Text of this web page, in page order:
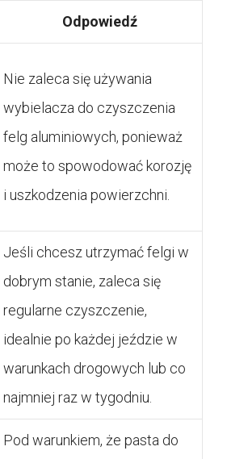
Odpowiedź
Nie zaleca się używania
wybielacza do czyszczenia
felg aluminiowych, ponieważ
może to spowodować korozję
i uszkodzenia powierzchni.
Jeśli chcesz utrzymać felgi w
dobrym stanie, zaleca się
regularne czyszczenie,
idealnie po każdej jeździe w
warunkach drogowych lub co
najmniej raz w tygodniu.
Pod warunkiem, że pasta do